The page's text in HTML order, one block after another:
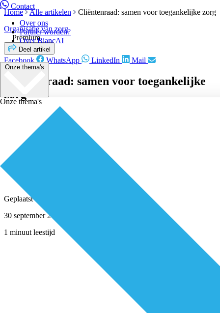
Contact
Over ons
Partner worden?
Over BiancAI
Onze thema's
Onze thema's
Home Alle artikelen
Cliëntenraad: samen voor toegankelijke zorg
Organisatie van zorg
Premium
Deel artikel
Facebook WhatsApp LinkedIn Mail
Cliëntenraad: samen voor toegankelijke
zorg
Geplaatst door
30 september 2021
1 minuut leestijd